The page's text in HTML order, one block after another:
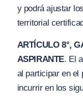
y podrá ajustar
territorial
ARTÍCULO 8°,
ASPIRANTE. El
al participar en el
incurrir en los